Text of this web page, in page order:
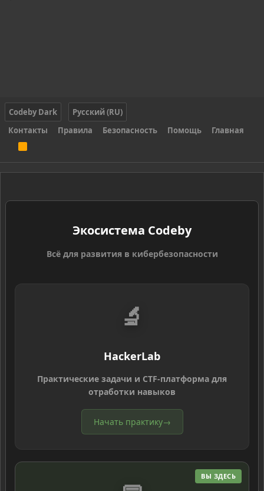
Codeby Dark
Русский (RU)
Контакты
Правила Безопасность Помощь Главная
S
Экосистема Codeby
Всё для развития в кибербезопасности
🔬
HackerLab
Практические задачи и CTF-платформа для
отработки навыков
Начать практику→
ВЫ ЗДЕСЬ